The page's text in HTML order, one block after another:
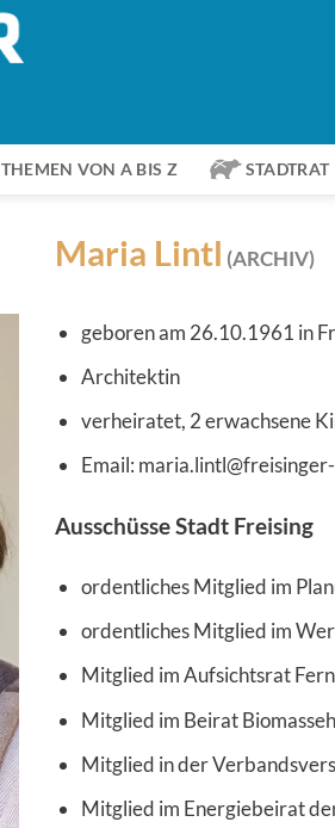
THEMEN VON A BIS Z STADTRAT
Maria Lintl (ARCHIV)
geboren am 26.10.1961 in
Architektin
verheiratet, 2 erwachsene
Email:
Ausschüsse Stadt Freising
ordentliches Mitglied im
ordentliches Mitglied im
Mitglied im Aufsichtsrat
Mitglied im Beirat
Mitglied in der
Mitglied im Energiebeirat